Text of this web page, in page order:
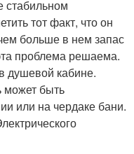
стабильном
тот факт, что он
больше в нем запас
проблема решаема.
душевой кабине.
может быть
или на чердаке бани.